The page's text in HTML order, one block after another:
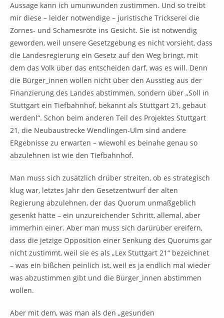
Aussage kann ich umunwunden zustimmen. Und so treibt
mir diese – leider notwendige – juristische Trickserei die
Zornes- und Schamesröte ins Gesicht. Sie ist notwendig
geworden, weil unsere Gesetzgebung es nicht vorsieht, dass
die Landesregierung ein Gesetz auf den Weg bringt, mit
dem das Volk über das entscheiden darf, was es will. Denn
die Bürger_innen wollen nicht über den Ausstieg aus der
Finanzierung des Landes abstimmen, sondern über „Soll in
Stuttgart ein Tiefbahnhof, bekannt als Stuttgart 21, gebaut
werdenl“. Schon beim anderen Teil des Projektes Stuttgart
21, die Neubaustrecke Wendlingen-Ulm sind andere
ERgebnisse zu erwarten – wiewohl es beinahe genau so
abzulehnen ist wie den Tiefbahnhof.
Man muss sich zusätzlich drüber streiten, ob es strategisch
klug war, letztes Jahr den Gesetzentwurf der alten
Regierung abzulehnen, der das Quorum unmaßgeblich
gesenkt hätte – ein unzureichender Schritt, allemal, aber
immerhin einer. Aber man muss sich darürüber ereifern,
dass die jetzige Opposition einer Senkung des Quorums gar
nicht zustimmt, weil sie es als „Lex Stuttgart 21“ bezeichnet
– was ein bißchen peinlich ist, weil es ja endlich mal wieder
was abzustimmen gibt und die Bürger_innen abstimmen
wollen.
Aber mit dem, was man als den „gesunden